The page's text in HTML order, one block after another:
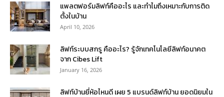
แพลตฟอร์มลิฟท์คืออะไร และทำไมถึงเหมาะกับการติด
ตั้งในบ้าน
April 10, 2026
ลิฟท์ระบบสกรู คืออะไร? รู้จักเทคโนโลยีลิฟท์อนาคต
จาก Cibes Lift
January 16, 2026
ลิฟท์บ้านยี่ห้อไหนดี เผย 5 แบรนด์ลิฟท์บ้าน ยอดนิยมใน